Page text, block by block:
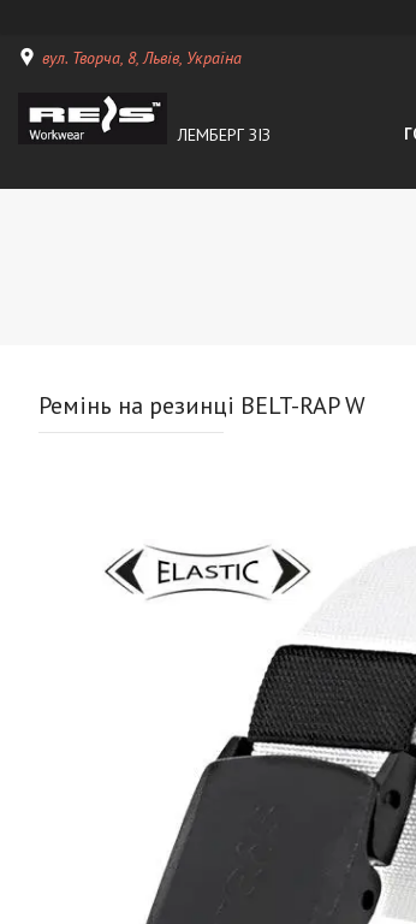
вул. Творча, 8, Львів, Україна
ЛЕМБЕРГ ЗІЗ
Ремінь на резинці BELT-RAP W